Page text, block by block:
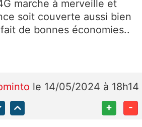
marche à merveille et
soit couverte aussi bien
de bonnes économies..
le 14/05/2024 à 18h14
+ -